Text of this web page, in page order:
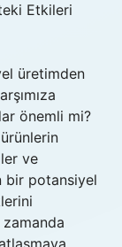
Etkileri
üretimden
önemli mi?
ve
bir potansiyel
zamanda